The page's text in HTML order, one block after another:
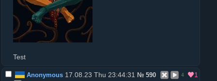
Test
Anonymous17.08.23 Thu 23:44:31 № 590 4 1